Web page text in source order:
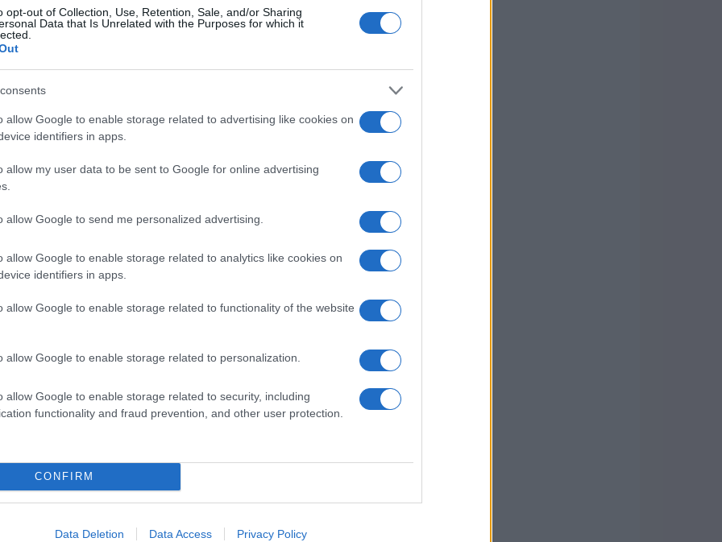
opt-out of Collection, Use, Retention, Sale, and/or Sharing
Data that Is Unrelated with the Purposes for which it
allow Google to enable storage related to advertising like cookies on
identifiers in apps.
allow my user data to be sent to Google for online advertising
allow Google to send me personalized advertising.
allow Google to enable storage related to analytics like cookies on
identifiers in apps.
allow Google to enable storage related to functionality of the website
allow Google to enable storage related to personalization.
allow Google to enable storage related to security, including
functionality and fraud prevention, and other user protection.
CONFIRM
Data Deletion Data Access Privacy Policy
al vaglio. Il rischio immediato è che le
senza organico adeguato, esponendo il
destinati alla sanità.
e le posizioni politiche
Salute con i tecnici regionali, prevedeva
tradizionale con un canale di assunzione
alcuni medici, da impiegare nelle Case di
garantire aperture prolungate sette
Sebbene le Regioni avessero espresso
delle ultime settimane sono emerse frizioni
manifestare dubbi sarebbe stata la premier,
dei ministri ha sollevato perplessità rispetto
d’Italia hanno mostrato riserve pubbliche
è stato rimandato per evitare una